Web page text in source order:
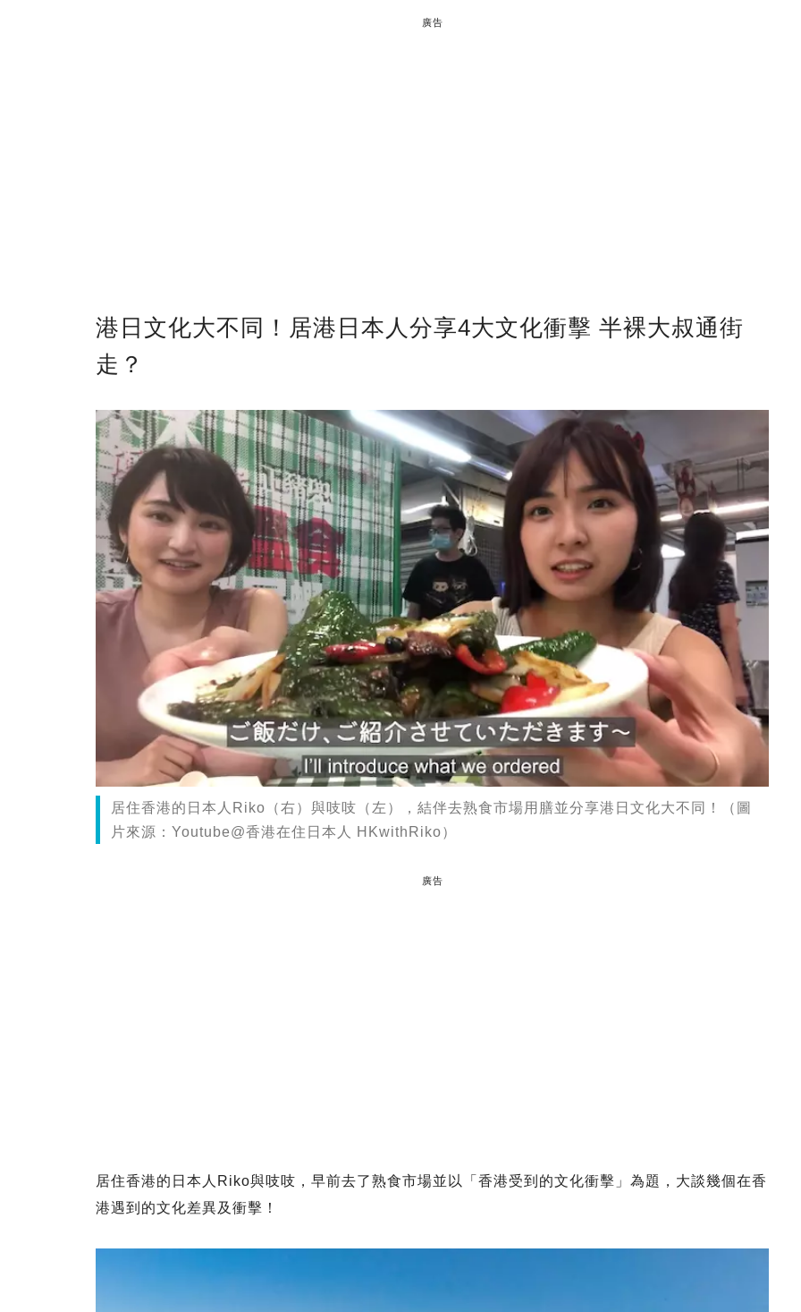
廣告
港日文化大不同！居港日本人分享4大文化衝擊 半裸大叔通街
走？
居住香港的日本人Riko（右）與吱吱（左），結伴去熟食市場用膳並分享港日文化大不同！（圖
片來源：Youtube@香港在住日本人 HKwithRiko）
廣告
居住香港的日本人Riko與吱吱，早前去了熟食市場並以「香港受到的文化衝擊」為題，大談幾個在香
港遇到的文化差異及衝擊！